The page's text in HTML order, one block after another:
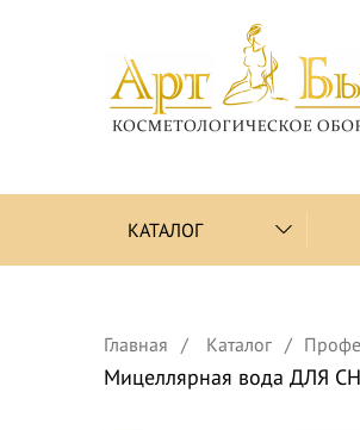
КАТАЛОГ
Главная Каталог
Мицеллярная вода ДЛЯ